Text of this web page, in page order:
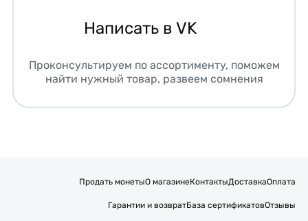
Написать в VK
Проконсультируем по ассортименту, поможем
найти нужный товар, развеем сомнения
Продать монетыО магазинеКонтактыДоставкаОплата
Гарантии и возвратБаза сертификатовОтзывы